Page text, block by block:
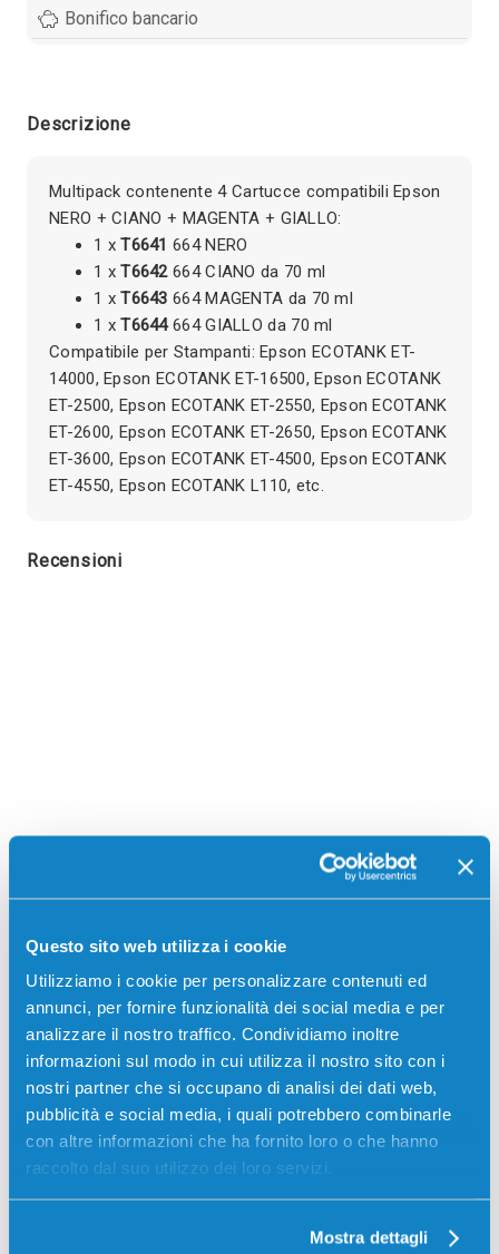
Questo sito web utilizza i cookie
Utilizziamo i cookie per personalizzare contenuti ed
annunci, per fornire funzionalità dei social media e per
analizzare il nostro traffico. Condividiamo inoltre
informazioni sul modo in cui utilizza il nostro sito con i
nostri partner che si occupano di analisi dei dati web,
pubblicità e social media, i quali potrebbero combinarle
con altre informazioni che ha fornito loro o che hanno
raccolto dal suo utilizzo dei loro servizi.
Mostra dettagli
Bonifico bancario
Descrizione
Multipack contenente 4 Cartucce compatibili Epson
NERO + CIANO + MAGENTA + GIALLO:
1 xT6641 664 NERO
1 xT6642664 CIANO da 70 ml
1 xT6643 664 MAGENTA da 70 ml
1 xT6644664 GIALLO da 70 ml
Compatibile per Stampanti: Epson ECOTANK ET-
14000, Epson ECOTANK ET-16500, Epson ECOTANK
ET-2500, Epson ECOTANK ET-2550, Epson ECOTANK
ET-2600, Epson ECOTANK ET-2650, Epson ECOTANK
ET-3600, Epson ECOTANK ET-4500, Epson ECOTANK
ET-4550, Epson ECOTANK L110, etc.
Recensioni
Stampanti compatibili
EpsonECOTANK ET-
EpsonECOTANK ET-